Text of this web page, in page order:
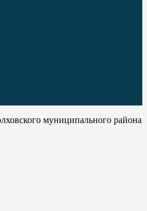
муниципального района